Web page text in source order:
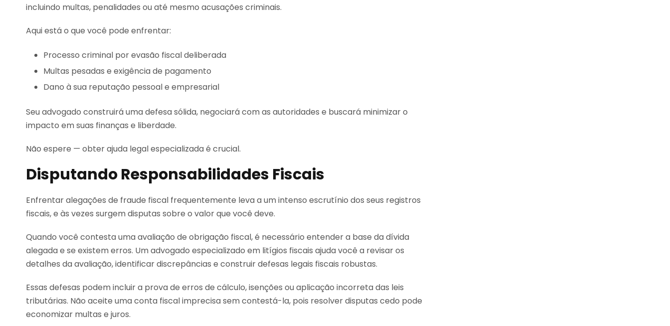
incluindo multas, penalidades ou até mesmo acusações criminais.
Aqui está o que você pode enfrentar:
Processo criminal por evasão fiscal deliberada
Multas pesadas e exigência de pagamento
Dano à sua reputação pessoal e empresarial
Seu advogado construirá uma defesa sólida, negociará com as autoridades e buscará minimizar o
impacto em suas finanças e liberdade.
Não espere — obter ajuda legal especializada é crucial.
Disputando Responsabilidades Fiscais
Enfrentar alegações de fraude fiscal frequentemente leva a um intenso escrutínio dos seus registros
fiscais, e às vezes surgem disputas sobre o valor que você deve.
Quando você contesta uma avaliação de obrigação fiscal, é necessário entender a base da dívida
alegada e se existem erros. Um advogado especializado em litígios fiscais ajuda você a revisar os
detalhes da avaliação, identificar discrepâncias e construir defesas legais fiscais robustas.
Essas defesas podem incluir a prova de erros de cálculo, isenções ou aplicação incorreta das leis
tributárias. Não aceite uma conta fiscal imprecisa sem contestá-la, pois resolver disputas cedo pode
economizar multas e juros.